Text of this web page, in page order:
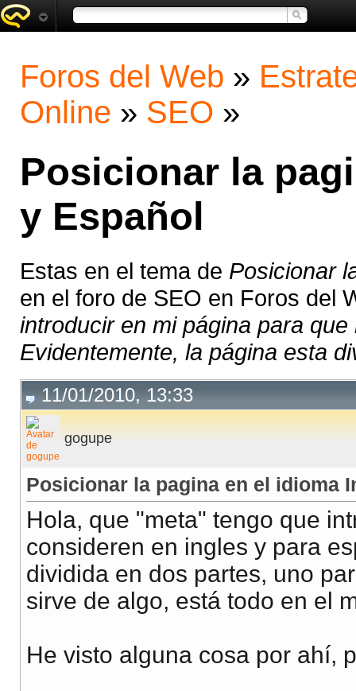
Foros del Web »
Online » SEO »
Posicionar la
y Español
Estas en el tema de Posicionar
en el foro de SEO en Foros del
introducir en mi página para
Evidentemente, la página esta
11/01/2010, 13:33
gogupe
Posicionar la pagina en el idioma
Hola, que "meta" tengo que
consideren en ingles y para
dividida en dos partes, uno
sirve de algo, está todo en el
He visto alguna cosa por ahí,